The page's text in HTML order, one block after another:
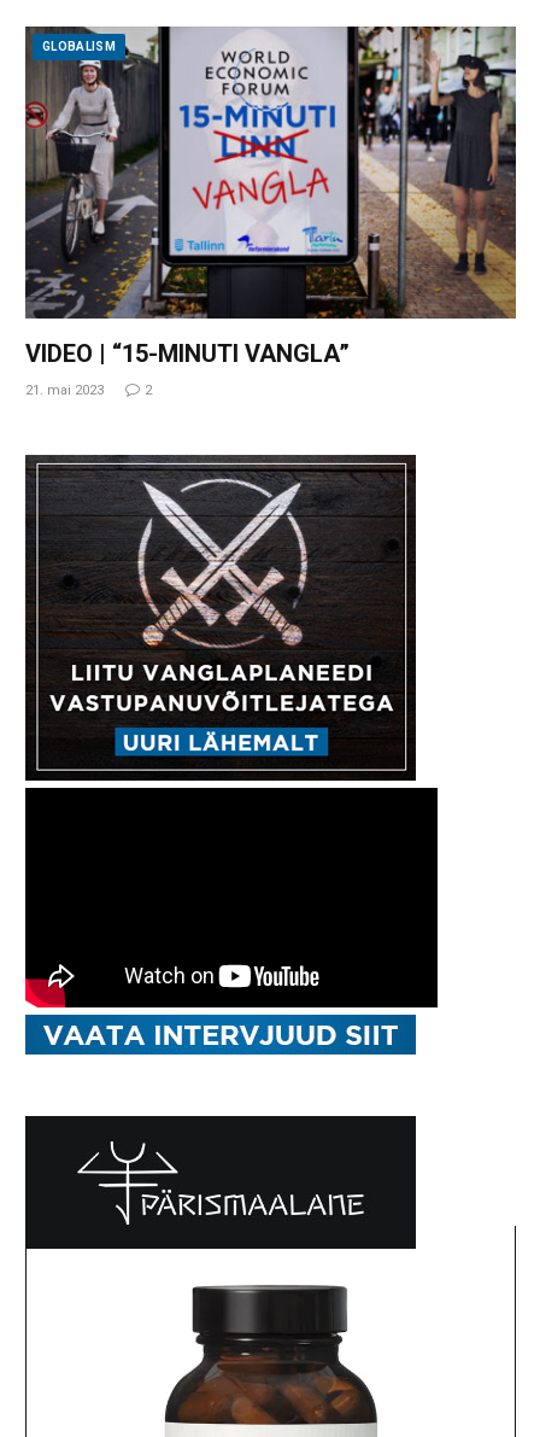
GLOBALISM
VIDEO | “15-MINUTI VANGLA”
21. mai 2023 2